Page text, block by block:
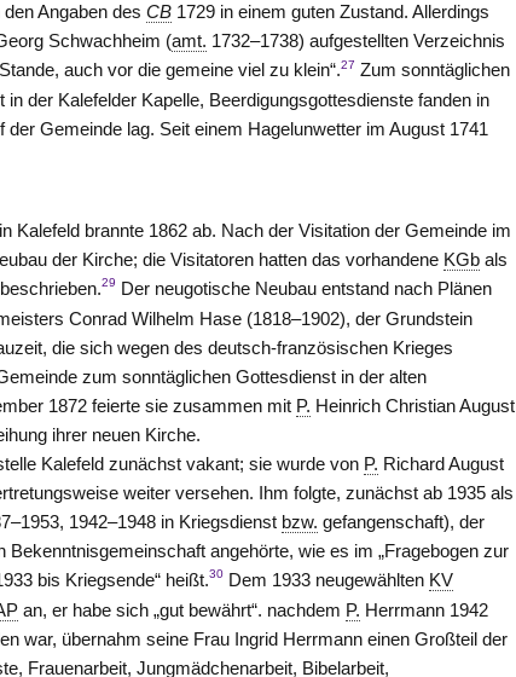
den Angaben desCB 1729 in einem guten Zustand. Allerdings
Schwachheim (amt. 1732–1738) aufgestellten Verzeichnis
auch vor die gemeine viel zu klein“.27 Zum sonntäglichen
der Kalefelder Kapelle, Beerdigungsgottesdienste fanden in
Gemeinde lag. Seit einem Hagelunwetter im August 1741
Kalefeld brannte 1862 ab. Nach der Visitation der Gemeinde im
der Kirche; die Visitatoren hatten das vorhandene KGb als
29 Der neugotische Neubau entstand nach Plänen
Conrad Wilhelm Hase (1818–1902), der Grundstein
die sich wegen des deutsch-französischen Krieges
zum sonntäglichen Gottesdienst in der alten
1872 feierte sie zusammen mit P. Heinrich Christian August
ihrer neuen Kirche.
Kalefeld zunächst vakant; sie wurde von P. Richard August
weiter versehen. Ihm folgte, zunächst ab 1935 als
1942–1948 in Kriegsdienst bzw. gefangenschaft), der
angehörte, wie es im „Fragebogen zur
bis Kriegsende“ heißt.30 Dem 1933 neugewählten KV
an, er habe sich „gut bewährt“. nachdem P. Herrmann 1942
war, übernahm seine Frau Ingrid Herrmann einen Großteil der
Frauenarbeit, Jungmädchenarbeit, Bibelarbeit,